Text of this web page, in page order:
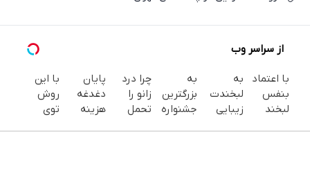
از سراسر وب
با اعتماد
بنفس
لبخند
به
لبخندت
زیبایی
به
بزرگترین
جشنواره
چرا درد
زانو را
تحمل
پایان
دغدغه
هزینه
با این
روش
توی